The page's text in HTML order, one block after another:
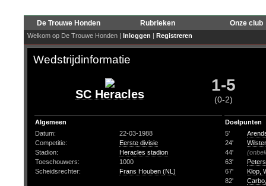
De Trouwe Honden Rubrieken Onze club
Welkom op De Trouwe Honden | Inloggen | Registreren
Wedstrijdinformatie
SC Heracles 1-5
(0-2)
Algemeen
Datum:
22-03-1988
Competitie:
Eerste divisie
Stadion:
Heracles stadion
Toeschouwers:
1000
Scheidsrechter:
Frans Houben (NL)
Doelpunten
5'
24'
44'
63'
67'
Klop,
82'